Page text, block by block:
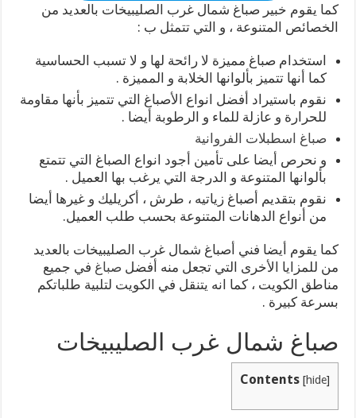
كما يقوم خبير صباغ شمال غرب الصليبيخات بالعديد من
الخصائص المتنوعة ، و التي تتمثل ب :
استخدام صباغ مميزة لا رائحة لها و لا تسبب الحساسية
كما أنها تتميز بألوانها الخلابة و المميزة .
نقوم باستيراد أفضل انواع الأصباغ التي تتميز بأنها مقاومة
للحرارة و عازلة للماء و الرطوبة أيضا .
صباغ اسطبلات الفروانية
و نحرص أيضا على تأمين أجود انواع الصباغ التي تتمتع
بألوانها المتنوعة و الدرجة التي يرغب بها العميل .
نقوم بتقديم أصباغ زياتيه ، طرش ، أكريليك و غيرها أيضا
من أنواع الدهانات المتنوعة بحسب طلب العميل.
كما يقوم أيضا فني أصباغ شمال غرب الصليبيخات بالعديد
من للمزايا الأخرى التي تجعل منه أفضلصباغ في جميع
مناطق الكويت ، كما انه يتنقل في الكويت لتلبية طلباتكم
بسرعة كبيرة .
صباغ شمال غرب الصليبيخات
Contents [hide]